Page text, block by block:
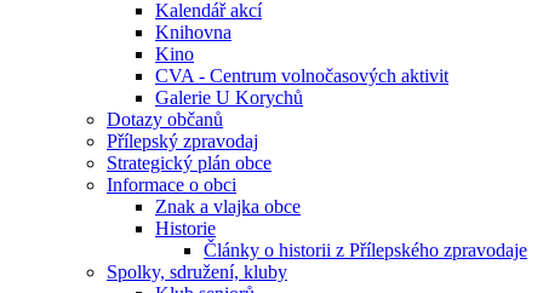
Kalendář akcí
Knihovna
Kino
CVA - Centrum volnočasových aktivit
Galerie U Korychů
Dotazy občanů
Přílepský zpravodaj
Strategický plán obce
Informace o obci
Znak a vlajka obce
Historie
Články o historii z Přílepského zpravodaje
Spolky, sdružení, kluby